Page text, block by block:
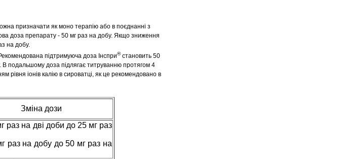
призначати як моно терапію або в поєднанні з
доза препарату - 50 мг раз на добу. Якщо зниження
на добу.
підтримуюча доза Інспри®становить 50
В подальшому доза підлягає титруванню протягом 4
рівня іонів калію в сироватці, як це рекомендовано в
Зміна дози
раз на дві доби до 25 мг раз
раз на добу до 50 мг раз на